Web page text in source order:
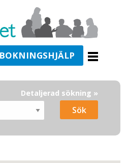
Detaljerad sökning »